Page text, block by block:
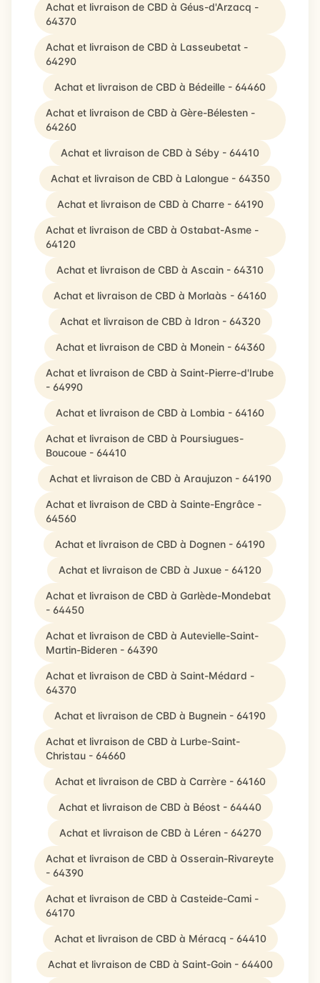
Achat et livraison de CBD à Géus-d'Arzacq -
64370
Achat et livraison de CBD à Lasseubetat -
64290
Achat et livraison de CBD à Bédeille - 64460
Achat et livraison de CBD à Gère-Bélesten -
64260
Achat et livraison de CBD à Séby - 64410
Achat et livraison de CBD à Lalongue - 64350
Achat et livraison de CBD à Charre - 64190
Achat et livraison de CBD à Ostabat-Asme -
64120
Achat et livraison de CBD à Ascain - 64310
Achat et livraison de CBD à Morlaàs - 64160
Achat et livraison de CBD à Idron - 64320
Achat et livraison de CBD à Monein - 64360
Achat et livraison de CBD à Saint-Pierre-d'Irube
- 64990
Achat et livraison de CBD à Lombia - 64160
Achat et livraison de CBD à Poursiugues-
Boucoue - 64410
Achat et livraison de CBD à Araujuzon - 64190
Achat et livraison de CBD à Sainte-Engrâce -
64560
Achat et livraison de CBD à Dognen - 64190
Achat et livraison de CBD à Juxue - 64120
Achat et livraison de CBD à Garlède-Mondebat
- 64450
Achat et livraison de CBD à Autevielle-Saint-
Martin-Bideren - 64390
Achat et livraison de CBD à Saint-Médard -
64370
Achat et livraison de CBD à Bugnein - 64190
Achat et livraison de CBD à Lurbe-Saint-
Christau - 64660
Achat et livraison de CBD à Carrère - 64160
Achat et livraison de CBD à Béost - 64440
Achat et livraison de CBD à Léren - 64270
Achat et livraison de CBD à Osserain-Rivareyte
- 64390
Achat et livraison de CBD à Casteide-Cami -
64170
Achat et livraison de CBD à Méracq - 64410
Achat et livraison de CBD à Saint-Goin - 64400